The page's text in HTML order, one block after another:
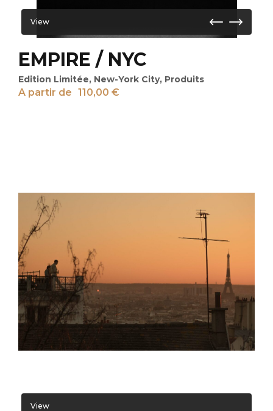
View
EMPIRE / NYC
Edition Limitée, New-York City, Produits
A partir de 110,00 €
View